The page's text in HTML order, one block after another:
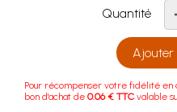
Quantité
Ajouter
Pour récompenser votre fidélité en
bon d'achat de 0.06 € TTC valable